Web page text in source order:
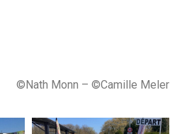
©Nath Monn – ©Camille Meler